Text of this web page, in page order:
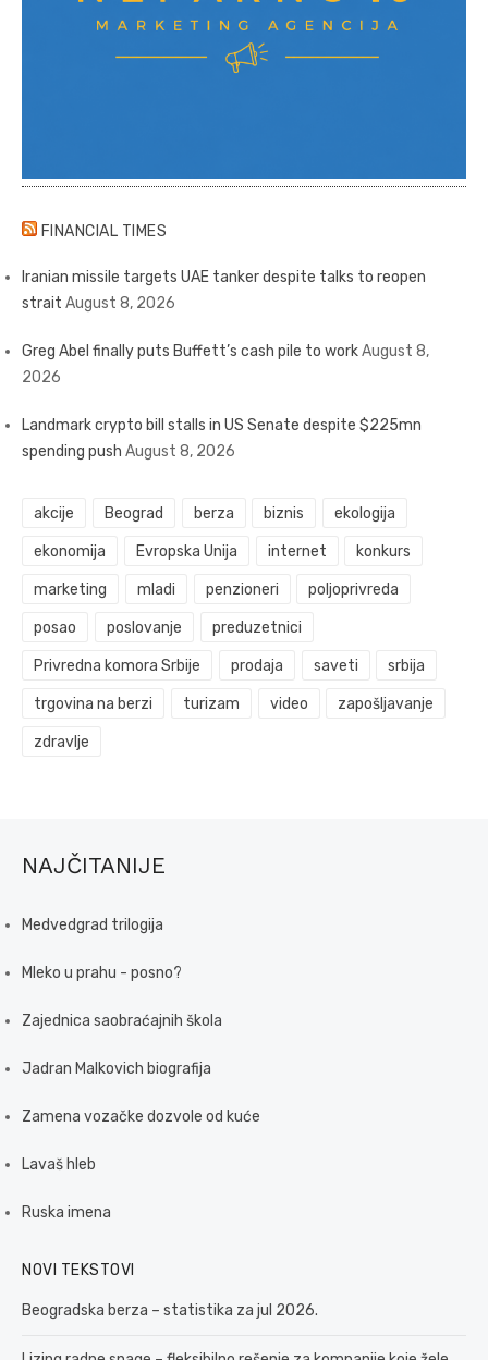
FINANCIAL TIMES
Iranian missile targets UAE tanker despite talks to reopen
strait August 8, 2026
Greg Abel finally puts Buffett’s cash pile to workAugust 8,
2026
Landmark crypto bill stalls in US Senate despite $225mn
spending push August 8, 2026
akcije Beograd berza biznis ekologija
ekonomija Evropska Unija internet konkurs
marketing mladi penzioneri poljoprivreda
posao poslovanje preduzetnici
Privredna komora Srbije prodaja saveti srbija
trgovina na berzi turizam video zapošljavanje
zdravlje
NAJČITANIJE
Medvedgrad trilogija
Mleko u prahu - posno?
Zajednica saobraćajnih škola
Jadran Malkovich biografija
Zamena vozačke dozvole od kuće
Lavaš hleb
Ruska imena
NOVI TEKSTOVI
Beogradska berza – statistika za jul 2026.